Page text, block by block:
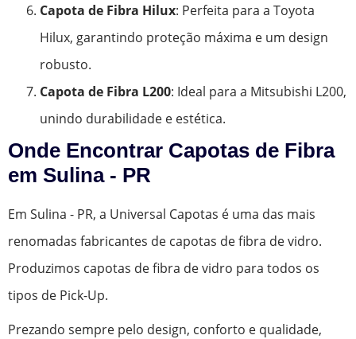
Capota de Fibra Hilux: Perfeita para a Toyota
Hilux, garantindo proteção máxima e um design
robusto.
Capota de Fibra L200: Ideal para a Mitsubishi L200,
unindo durabilidade e estética.
Onde Encontrar Capotas de Fibra
em Sulina - PR
Em Sulina - PR, a Universal Capotas é uma das mais
renomadas fabricantes de capotas de fibra de vidro.
Produzimos capotas de fibra de vidro para todos os
tipos de Pick-Up.
Prezando sempre pelo design, conforto e qualidade,